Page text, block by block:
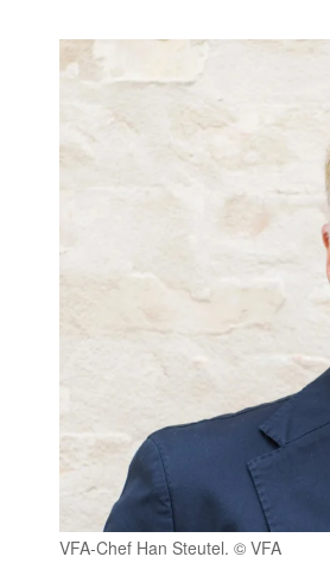
VFA-Chef Han Steutel. © VFA